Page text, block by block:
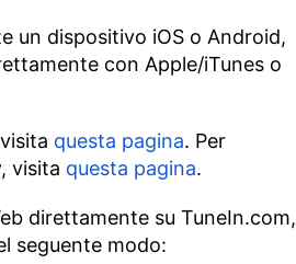
un dispositivo iOS o Android,
con Apple/iTunes o
questa pagina. Per
visita questa pagina.
direttamente su TuneIn.com,
seguente modo: